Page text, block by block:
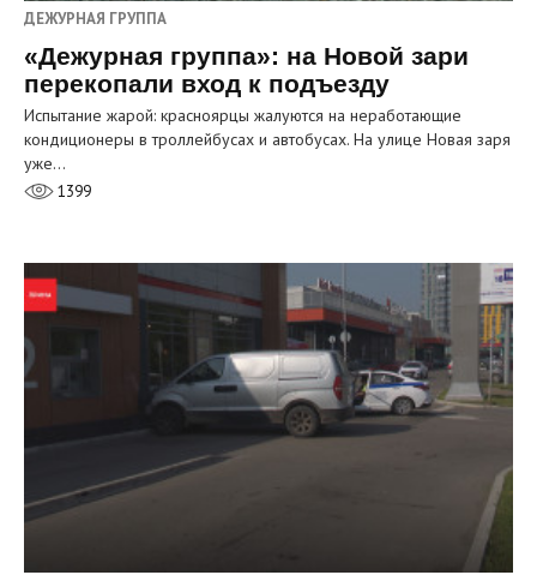
ДЕЖУРНАЯ ГРУППА
«Дежурная группа»: на Новой зари
перекопали вход к подъезду
Испытание жарой: красноярцы жалуются на неработающие
кондиционеры в троллейбусах и автобусах. На улице Новая заря
уже…
1399